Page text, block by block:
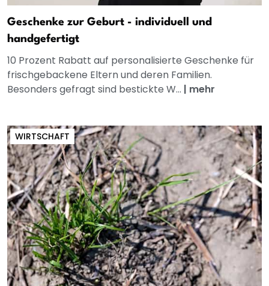
Geschenke zur Geburt - individuell und
handgefertigt
10 Prozent Rabatt auf personalisierte Geschenke für
frischgebackene Eltern und deren Familien.
Besonders gefragt sind bestickte W... | mehr
WIRTSCHAFT